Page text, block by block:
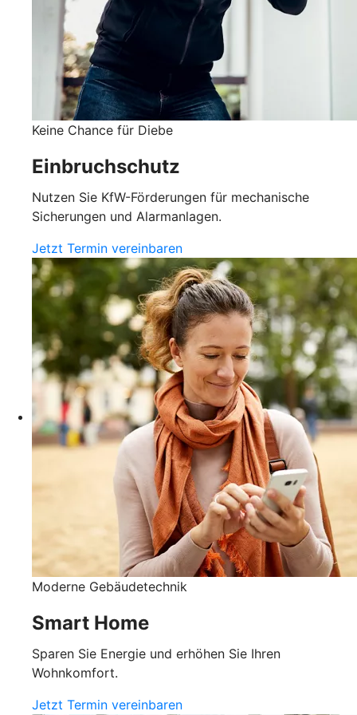
Keine Chance für Diebe
Einbruchschutz
Nutzen Sie KfW-Förderungen für mechanische
Sicherungen und Alarmanlagen.
Jetzt Termin vereinbaren
Moderne Gebäudetechnik
Smart Home
Sparen Sie Energie und erhöhen Sie Ihren
Wohnkomfort.
Jetzt Termin vereinbaren